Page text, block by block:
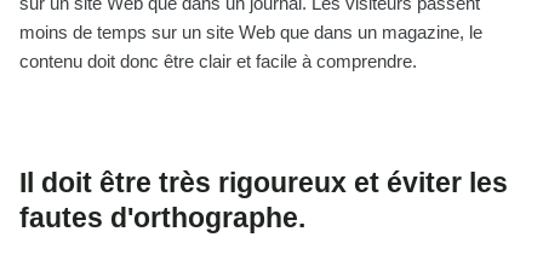
moins de temps sur un site Web que dans un magazine, le
contenu doit donc être clair et facile à comprendre.
Il doit être très rigoureux et éviter les
fautes d'orthographe.